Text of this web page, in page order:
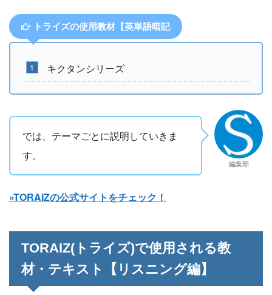
トライズの使用教材【英単語暗記
キクタンシリーズ
では、テーマごとに説明していきま
す。
編集部
»TORAIZの公式サイトをチェック！
TORAIZ(トライズ)で使用される教
材・テキスト【リスニング編】